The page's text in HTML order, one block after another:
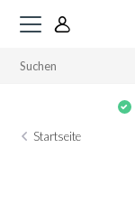
Startseite